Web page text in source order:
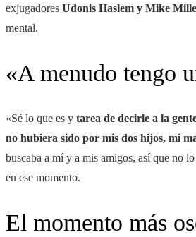
exjugadores Udonis Haslem y Mike
mental.
«A menudo tengo
«Sé lo que es y tarea de decirle a la
no hubiera sido por mis dos hijos, mi
buscaba a mí y a mis amigos, así que no
en ese momento.
El momento más